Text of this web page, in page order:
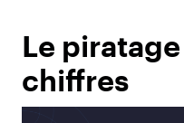
Le
chiffres